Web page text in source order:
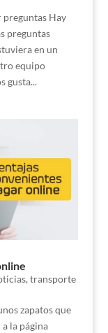
Hay
preguntas
en un
equipo
gusta...
, transporte
zapatos que
la página